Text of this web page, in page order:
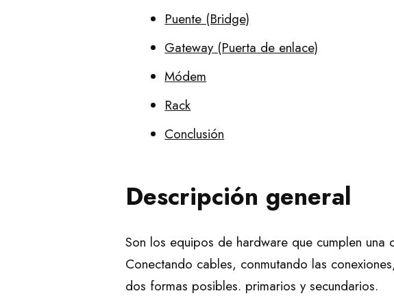
Puente (Bridge)
Gateway (Puerta de enlace)
Módem
Rack
Conclusión
Descripción general
Son los equipos de hardware que cumplen
Conectando cables, conmutando las
dos formas posibles. primarios y secundarios.